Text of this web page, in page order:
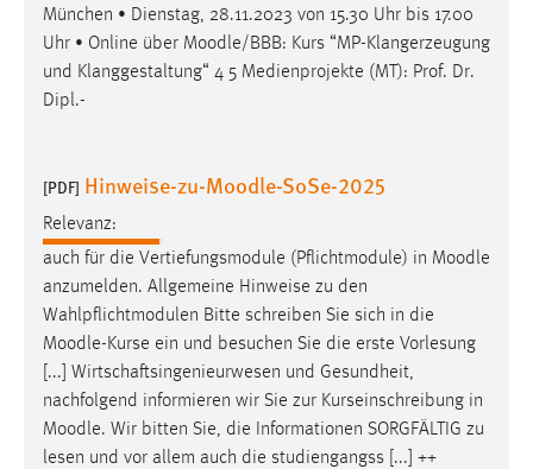
München • Dienstag, 28.11.2023 von 15.30 Uhr bis 17.00
Uhr • Online über Moodle/BBB: Kurs “MP-Klangerzeugung
und Klanggestaltung“ 4 5 Medienprojekte (MT): Prof. Dr.
Dipl.-
[PDF] Hinweise-zu-Moodle-SoSe-2025
Relevanz:
auch für die Vertiefungsmodule (Pflichtmodule) in Moodle
anzumelden. Allgemeine Hinweise zu den
Wahlpflichtmodulen Bitte schreiben Sie sich in die
Moodle-Kurse ein und besuchen Sie die erste Vorlesung
[...] Wirtschaftsingenieurwesen und Gesundheit,
nachfolgend informieren wir Sie zur Kurseinschreibung in
Moodle. Wir bitten Sie, die Informationen SORGFÄLTIG zu
lesen und vor allem auch die studiengangss [...] ++
Conversion-Tracking
Cookie Laufzeit:
_fbp
Anbieter:
Facebook
Zweck:
Conversion-Tracking
Cookie Laufzeit:
3 Monate